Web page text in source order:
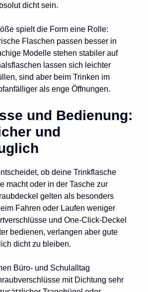
dicht sein.
spielt die Form eine Rolle:
Flaschen passen besser in
Modelle stehen stabiler auf
lassen sich leichter
sind aber beim Trinken im
als enge Öffnungen.
und Bedienung:
und
ob deine Trinkflasche
macht oder in der Tasche zur
gelten als besonders
Fahren oder Laufen weniger
und One-Click-Deckel
bedienen, verlangen aber gute
dicht zu bleiben.
Büro- und Schulalltag
mit Dichtung sehr